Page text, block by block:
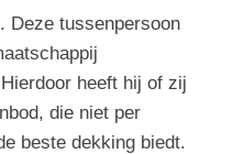
Deze tussenpersoon
heeft hij of zij
die niet per
beste dekking biedt.